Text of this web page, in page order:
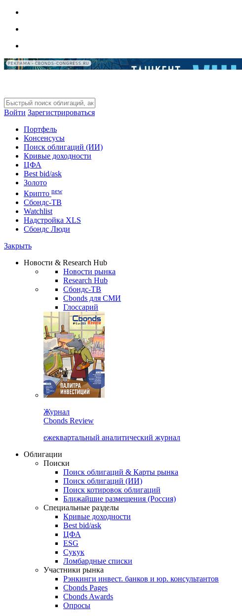
РЕКЛАМА • CBONDS-CONGRESS.RU
Войти Зарегистрироваться
Портфель
Консенсусы
Поиск облигаций (ИИ)
Кривые доходности
ЦФА
Best bid/ask
Золото
Крипто new
Сбондс-ТВ
Watchlist
Надстройка XLS
Сбондс Люди
Закрыть
Новости & Research Hub
Новости рынка
Research Hub
Сбондс-ТВ
Cbonds для СМИ
Глоссарий
Журнал
Cbonds Review
ежеквартальный аналитический журнал
Облигации
Поиски
Поиск облигаций & Карты рынка
Поиск облигаций (ИИ)
Поиск котировок облигаций
Ближайшие размещения (Россия)
Специальные разделы
Кривые доходности
Best bid/ask
ЦФА
ESG
Сукук
Ломбардные списки
Участники рынка
Рэнкинги инвест. банков и юр. консультантов
Cbonds Pages
Cbonds Awards
Опросы